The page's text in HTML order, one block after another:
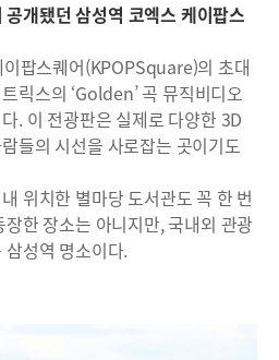
개됐던 삼성역 코엑스 케이팝스
팝스퀘어(KPOPSquare)의 초대
릭스의 ‘Golden’ 곡 뮤직비디오
. 이 전광판은 실제로 다양한 3D
들의 시선을 사로잡는 곳이기도
위치한 별마당 도서관도 꼭 한 번
한 장소는 아니지만, 국내외 관광
성역 명소이다.